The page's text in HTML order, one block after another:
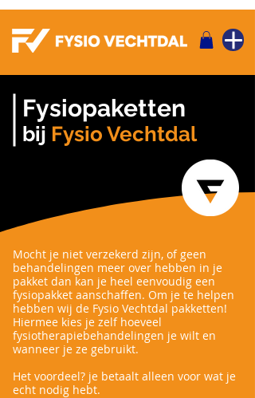
Fysiopaketten
bij Fysio Vechtdal
Mocht je niet verzekerd zijn, of geen
behandelingen meer over hebben in je
pakket dan kan je heel eenvoudig een
fysiopakket aanschaffen. Om je te helpen
hebben wij de Fysio Vechtdal pakketten!
Hiermee kies je zelf hoeveel
fysiotherapiebehandelingen je wilt en
wanneer je ze gebruikt.
Het voordeel? je betaalt alleen voor wat je
echt nodig hebt.